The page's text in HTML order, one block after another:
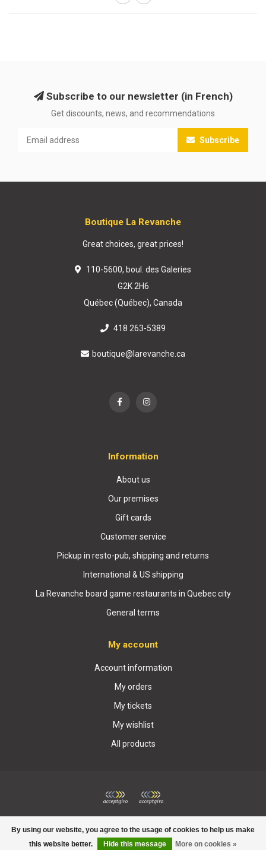
By using our website, you agree to the usage of cookies to help us make
this website better.
Hide this message More on cookies »
Subscribe to our newsletter (in French)
Get discounts, news, and recommendations
Subscribe
Boutique La Revanche
Great choices, great prices!
110-5600, boul. des Galeries
G2K 2H6
Québec (Québec), Canada
418 263-5389
boutique@larevanche.ca
Information
About us
Our premises
Gift cards
Customer service
Pickup in resto-pub, shipping and returns
International & US shipping
La Revanche board game restaurants in Quebec city
General terms
My account
Account information
My orders
My tickets
My wishlist
All products
© Copyright 2026 Boutique La Revanche